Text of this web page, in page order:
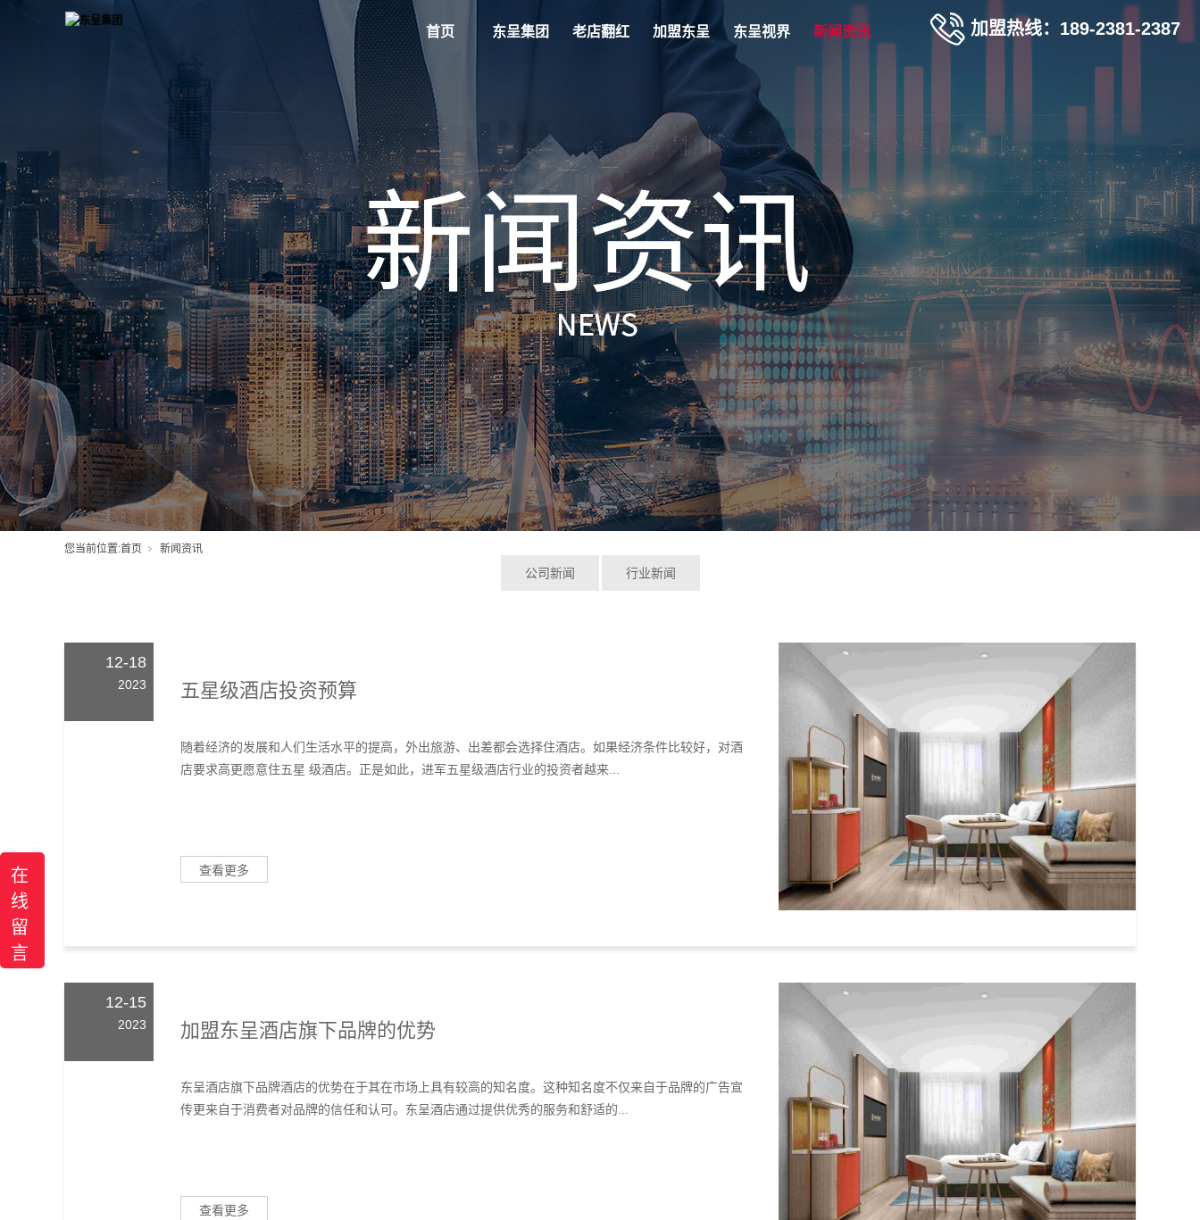
首页 东呈集团 老店翻红 加盟东呈 东呈视界 新闻资讯 加盟热线：189-2381-2387
您当前位置:首页 新闻资讯
公司新闻 行业新闻
12-18
2023 五星级酒店投资预算
随着经济的发展和人们生活水平的提高，外出旅游、出差都会选择住酒店。如果经济条件比较好，对酒
店要求高更愿意住五星 级酒店。正是如此，进军五星级酒店行业的投资者越来...
查看更多
12-15
2023 加盟东呈酒店旗下品牌的优势
东呈酒店旗下品牌酒店的优势在于其在市场上具有较高的知名度。这种知名度不仅来自于品牌的广告宣
传更来自于消费者对品牌的信任和认可。东呈酒店通过提供优秀的服务和舒适的...
查看更多
在
线
留
言